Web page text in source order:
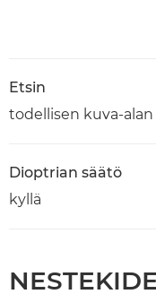
Etsin
todellisen kuva-
Dioptrian säätö
kyllä